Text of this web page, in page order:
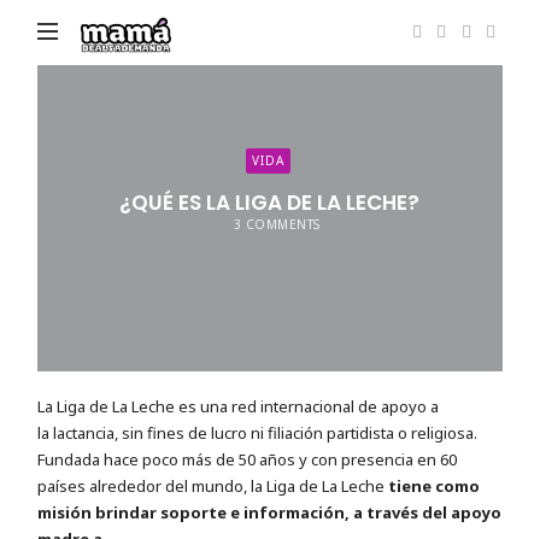
de
Demanda
VIDA
¿QUÉ ES LA LIGA DE LA LECHE?
3 COMMENTS
La Liga de La Leche es una red internacional de apoyo a
la lactancia, sin fines de lucro ni filiación partidista o religiosa.
Fundada hace poco más de 50 años y con presencia en 60
países alrededor del mundo, la Liga de La Leche tiene como
misión brindar soporte e información, a través del apoyo